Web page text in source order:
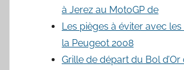
à Jerez au MotoGP de
Les pièges à éviter avec
la Peugeot 2008
Grille de départ du Bol d’Or